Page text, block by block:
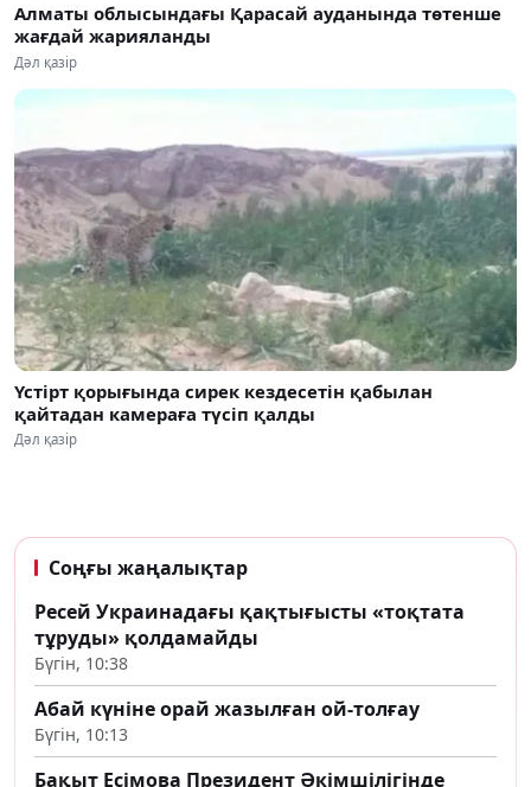
Алматы облысындағы Қарасай ауданында төтенше
жағдай жарияланды
Дәл қазір
Үстірт қорығында сирек кездесетін қабылан
қайтадан камераға түсіп қалды
Дәл қазір
Соңғы жаңалықтар
Ресей Украинадағы қақтығысты «тоқтата
тұруды» қолдамайды
Бүгін, 10:38
Абай күніне орай жазылған ой-толғау
Бүгін, 10:13
Бақыт Есімова Президент Әкімшілігінде